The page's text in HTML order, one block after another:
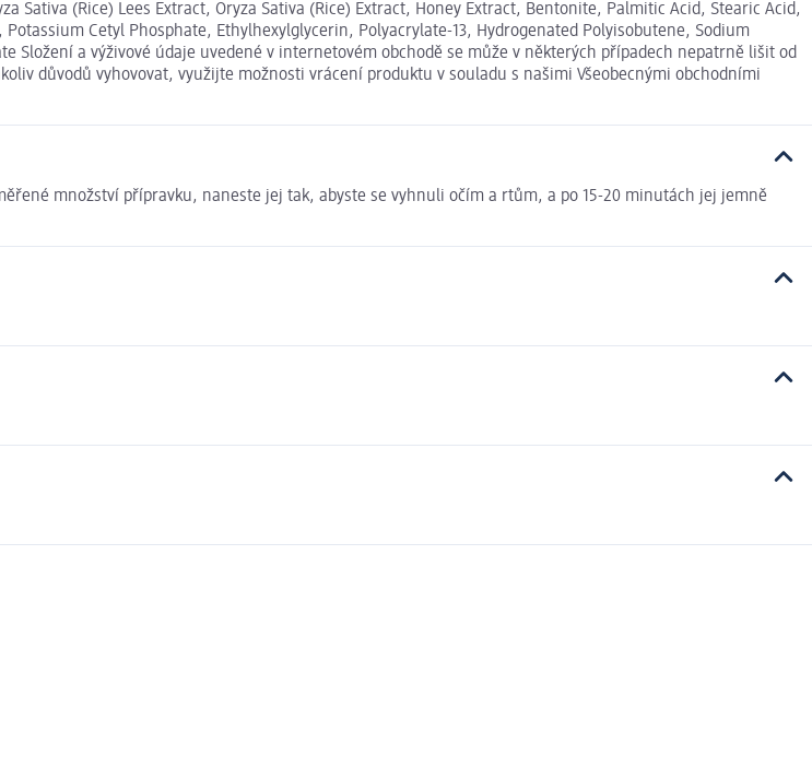
Sativa (Rice) Lees Extract, Oryza Sativa (Rice) Extract, Honey Extract, Bentonite, Palmitic Acid, Stearic Acid,
Cetyl Phosphate, Ethylhexylglycerin, Polyacrylate-13, Hydrogenated Polyisobutene, Sodium
Složení a výživové údaje uvedené v internetovém obchodě se může v některých případech nepatrně lišit od
důvodů vyhovovat, využijte možnosti vrácení produktu v souladu s našimi Všeobecnými obchodními
množství přípravku, naneste jej tak, abyste se vyhnuli očím a rtům, a po 15-20 minutách jej jemně